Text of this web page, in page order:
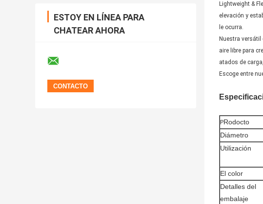
ESTOY EN LÍNEA PARA
CHATEAR AHORA
Lightweight &
elevación y
le ocurra.
Nuestra
aire libre para
atados de
Escoge entre
PRodocto
Diámetro
Utilización
El color
Detalles del
embalaje